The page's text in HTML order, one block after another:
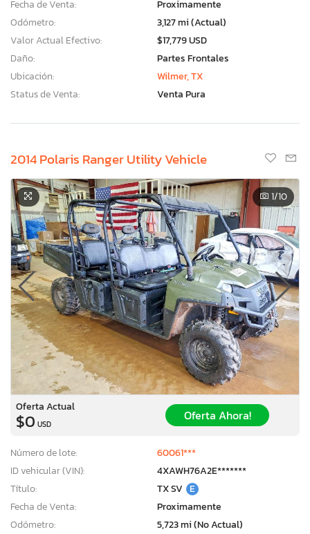
Fecha de Venta:
Proximamente
Odómetro:
3,127 mi (Actual)
Valor Actual Efectivo:
$17,779 USD
Daño:
Partes Frontales
Ubicación:
Wilmer, TX
Status de Venta:
Venta Pura
2014 Polaris Ranger Utility Vehicle
1/10
Oferta Actual
$0 USD
Oferta Ahora!
Número de lote:
60061***
ID vehicular (VIN):
4XAWH76A2E*******
Título:
TX SV E
Fecha de Venta:
Proximamente
Odómetro:
5,723 mi (No Actual)